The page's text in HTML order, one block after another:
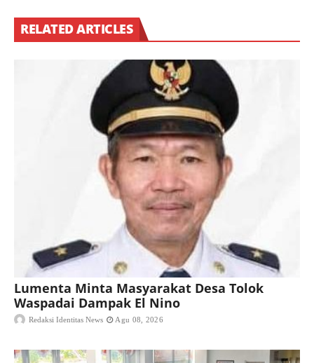
RELATED ARTICLES
Lumenta Minta Masyarakat Desa Tolok
Waspadai Dampak El Nino
Redaksi Identitas News Agu 08, 2026